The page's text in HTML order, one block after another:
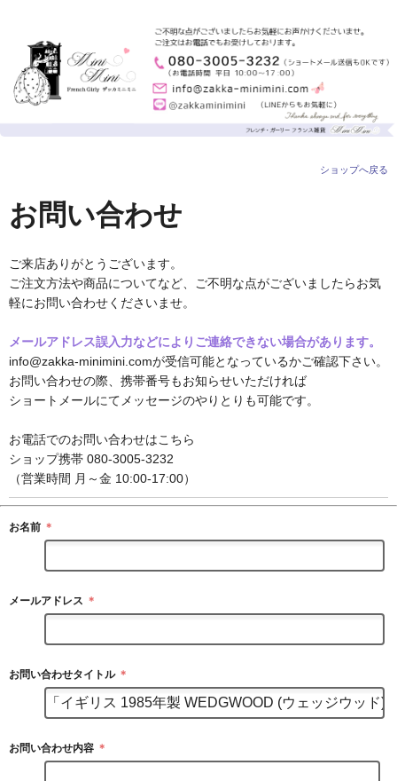
ショップへ戻る
お問い合わせ
ご来店ありがとうございます。
ご注文方法や商品についてなど、ご不明な点がございましたらお気
軽にお問い合わせくださいませ。
メールアドレス誤入力などによりご連絡できない場合があります。
info@zakka-minimini.comが受信可能となっているかご確認下さい。
お問い合わせの際、携帯番号もお知らせいただければ
ショートメールにてメッセージのやりとりも可能です。
お電話でのお問い合わせはこちら
ショップ携帯 080-3005-3232
（営業時間 月～金 10:00-17:00）
お名前 ＊
メールアドレス ＊
お問い合わせタイトル ＊
お問い合わせ内容 ＊